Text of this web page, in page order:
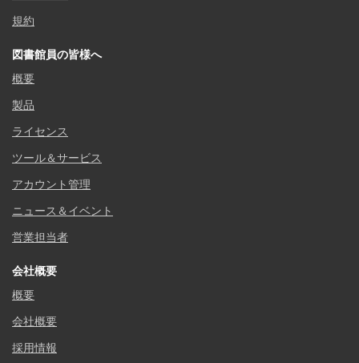
規約
図書館員の皆様へ
概要
製品
ライセンス
ツール＆サービス
アカウント管理
ニュース＆イベント
営業担当者
会社概要
概要
会社概要
採用情報